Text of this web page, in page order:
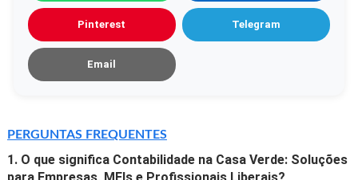
Pinterest Telegram
Email
PERGUNTAS FREQUENTES
1. O que significa Contabilidade na Casa Verde: Soluções
para Empresas, MEIs e Profissionais Liberais?